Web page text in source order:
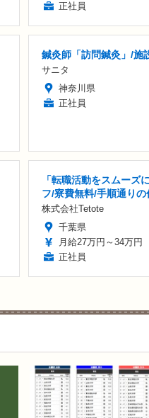
正社員
鍼灸師「訪問鍼灸」/施
サニタ
神奈川県
正社員
「転職活動をスムーズ
フ/寮費無料/手順通り
株式会社Tetote
千葉県
月給27万円～34万円
正社員